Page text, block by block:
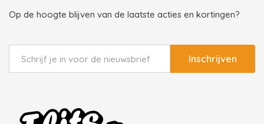
Op de hoogte blijven van de laatste acties en kortingen?
Inschrijven